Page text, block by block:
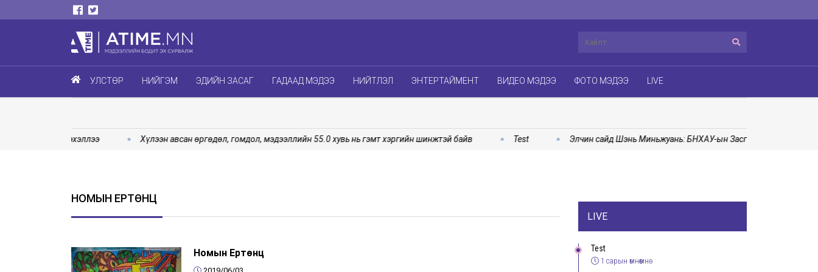
УЛСТӨР НИЙГЭМ ЭДИЙН ЗАСАГ ГАДААД МЭДЭЭ НИЙТЛЭЛ ЭНТЕРТАЙМЕНТ ВИДЕО МЭДЭЭ ФОТО МЭДЭЭ LIVE
ажиллаж эхэллээ Хүлээн авсан өргөдөл, гомдол, мэдээллийн 55.0 хувь нь гэмт хэргийн шинжтэй байв Test Элчин сайд Шэнь Миньжуань: БНХАУ-ын Засгийн газраас
НОМЫН ЕРТӨНЦ
Номын Ертөнц
LIVE
Test
1 сарын өмнөөмнө